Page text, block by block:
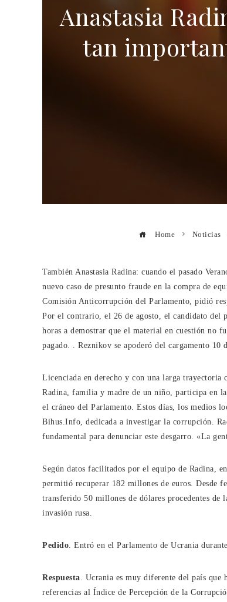
Anastasia
tan
Home Noticias
También Anastasia Radina: cuando el pasado
nuevo caso de presunto fraude en la compra de
Comisión Anticorrupción del Parlamento, pidió
Por el contrario, el 26 de agosto, el candidato
horas a demostrar que el material en cuestión no
pagado. . Reznikov se apoderó del cargamento 10
Licenciada en derecho y con una larga
Radina, familia y madre de un niño, participa en
el cráneo del Parlamento. Estos días, los medios
Bihus.Info, dedicada a investigar la corrupción.
fundamental para denunciar este desgarro. «La
Según datos facilitados por el equipo de Radina,
permitió recuperar 182 millones de euros. Desde
transferido 50 millones de dólares procedentes de
invasión rusa.
Pedido. Entró en el Parlamento de Ucrania
Respuesta. Ucrania es muy diferente del país que
referencias al Índice de Percepción de la